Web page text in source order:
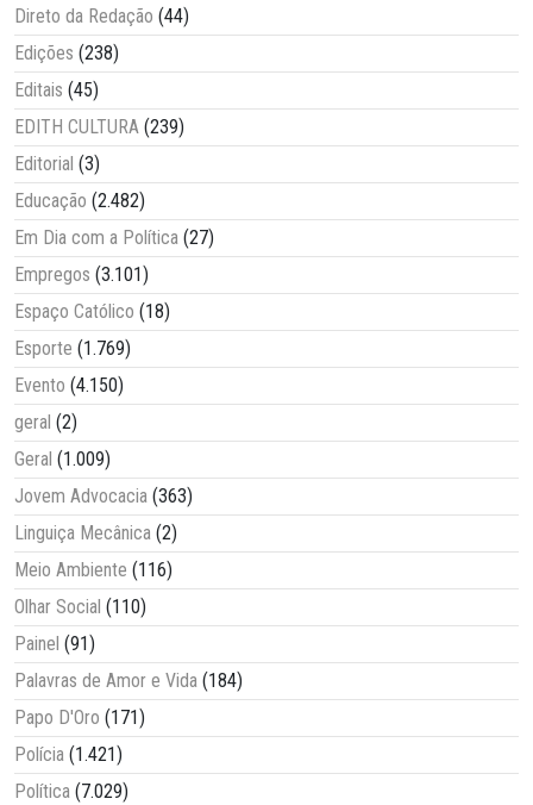
Direto da Redação (44)
Edições (238)
Editais (45)
EDITH CULTURA (239)
Editorial (3)
Educação (2.482)
Em Dia com a Política (27)
Empregos (3.101)
Espaço Católico (18)
Esporte (1.769)
Evento (4.150)
geral (2)
Geral (1.009)
Jovem Advocacia (363)
Linguiça Mecânica (2)
Meio Ambiente (116)
Olhar Social (110)
Painel (91)
Palavras de Amor e Vida (184)
Papo D'Oro (171)
Polícia (1.421)
Política (7.029)